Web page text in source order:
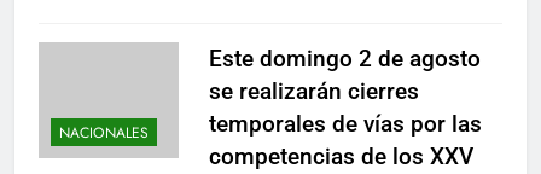
NACIONALES
Este domingo 2 de agosto
se realizarán cierres
temporales de vías por las
competencias de los XXV